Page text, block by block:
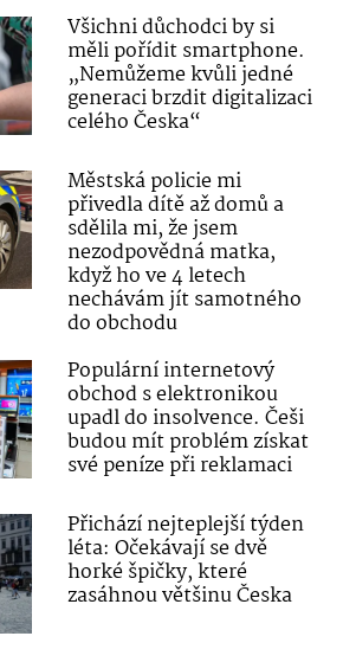
Všichni důchodci by si
měli pořídit smartphone.
„Nemůžeme kvůli jedné
generaci brzdit digitalizaci
celého Česka“
Městská policie mi
přivedla dítě až domů a
sdělila mi, že jsem
nezodpovědná matka,
když ho ve 4 letech
nechávám jít samotného
do obchodu
Populární internetový
obchod s elektronikou
upadl do insolvence. Češi
budou mít problém získat
své peníze při reklamaci
Přichází nejteplejší týden
léta: Očekávají se dvě
horké špičky, které
zasáhnou většinu Česka